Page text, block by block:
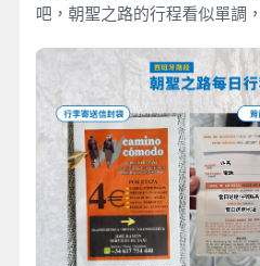
吧，朝聖之路的行程看似單調